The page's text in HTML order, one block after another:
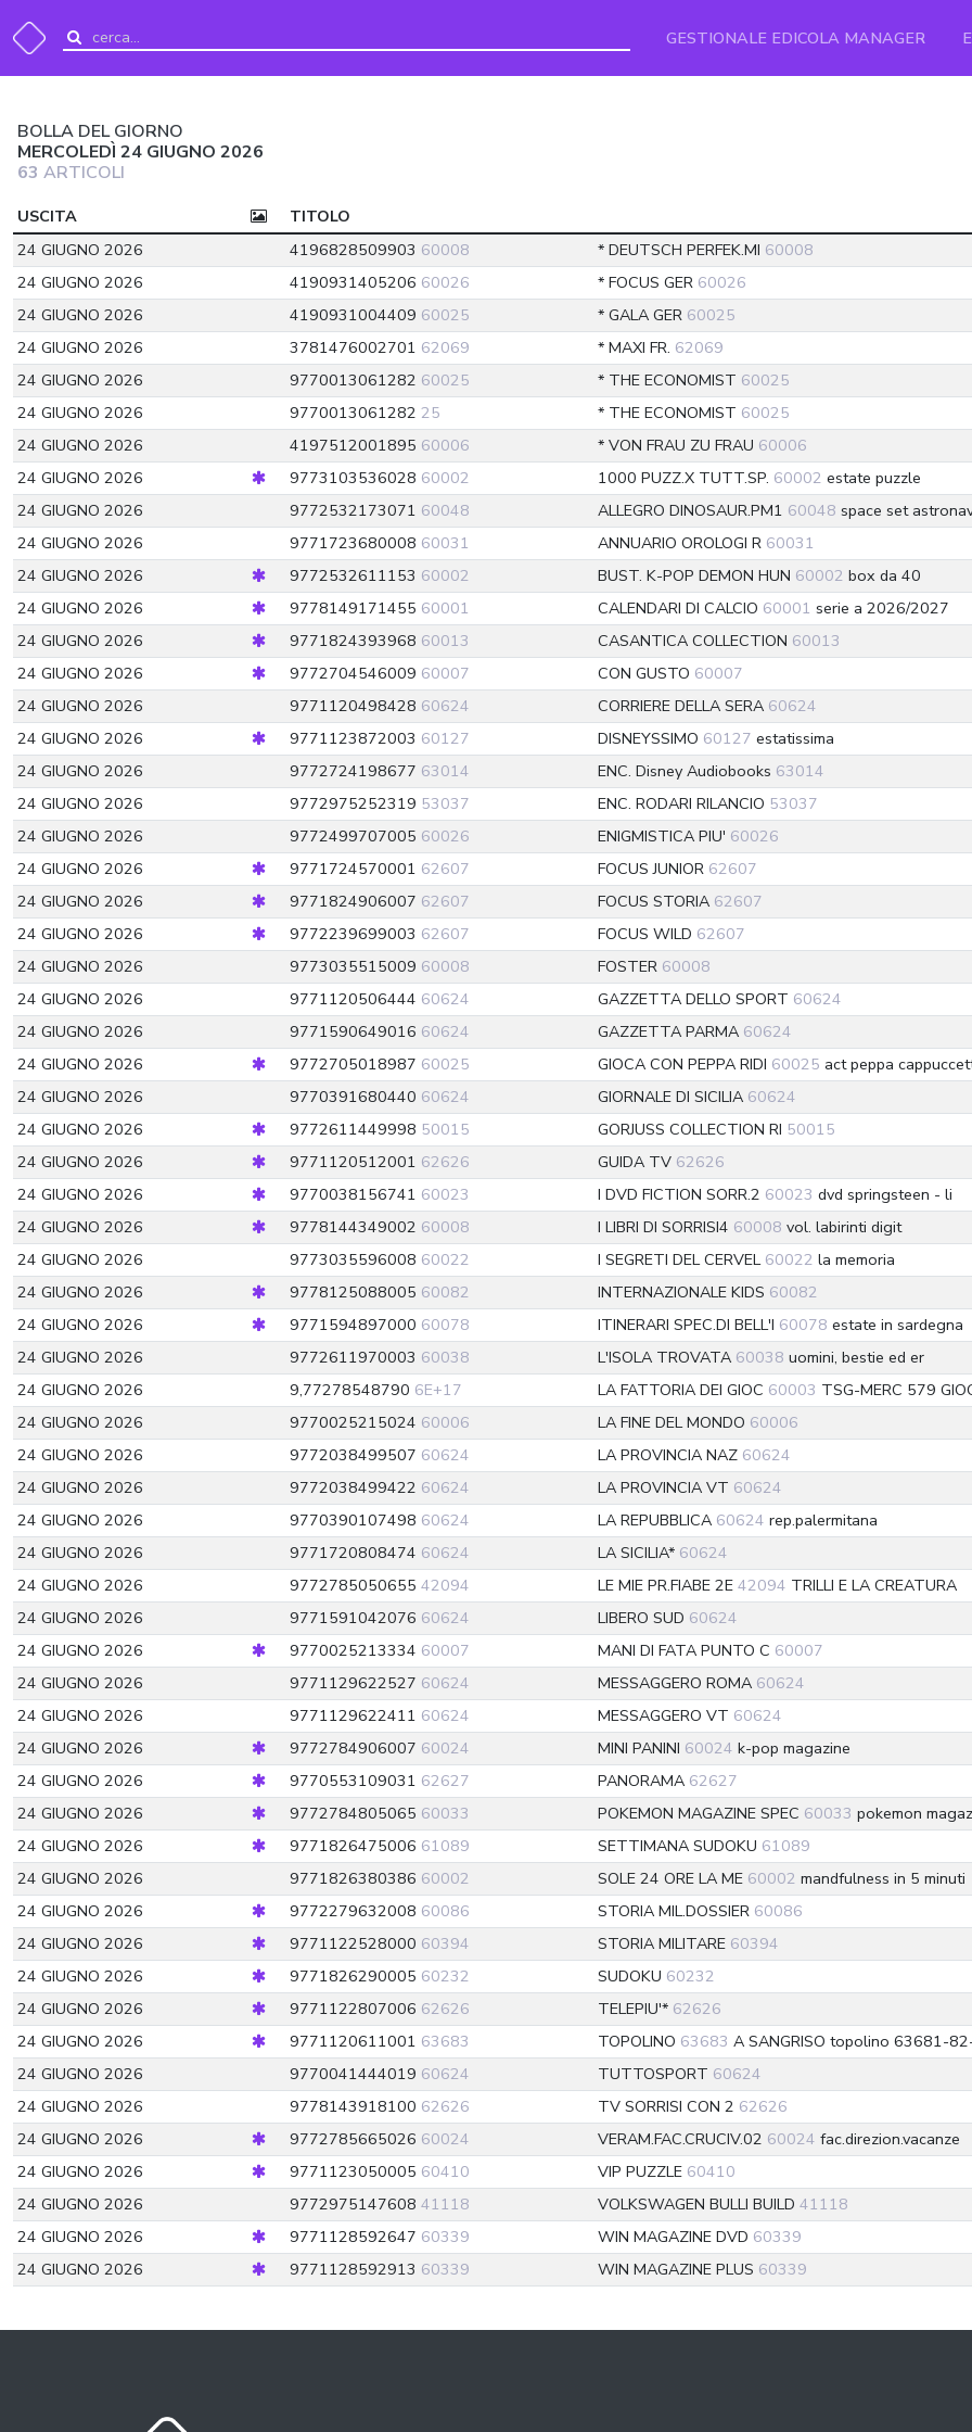
GESTIONALE EDICOLA MANAGER
BOLLA DEL GIORNO
MERCOLEDÌ 24 GIUGNO 2026
63 ARTICOLI
USCITA
TITOLO
24 GIUGNO 2026
4196828509903 60008 * DEUTSCH PERFEK.MI 60008
24 GIUGNO 2026
4190931405206 60026 * FOCUS GER 60026
24 GIUGNO 2026
4190931004409 60025 * GALA GER 60025
24 GIUGNO 2026
3781476002701 62069 * MAXI FR. 62069
24 GIUGNO 2026
9770013061282 60025 * THE ECONOMIST 60025
24 GIUGNO 2026
9770013061282 25 * THE ECONOMIST 60025
24 GIUGNO 2026
4197512001895 60006 * VON FRAU ZU FRAU 60006
24 GIUGNO 2026
9773103536028 60002 1000 PUZZ.X TUTT.SP. 60002 estate puzzle
24 GIUGNO 2026
9772532173071 60048 ALLEGRO DINOSAUR.PM1 60048 space set
24 GIUGNO 2026
9771723680008 60031 ANNUARIO OROLOGI R 60031
24 GIUGNO 2026
9772532611153 60002 BUST. K-POP DEMON HUN 60002 box da 40
24 GIUGNO 2026
9778149171455 60001 CALENDARI DI CALCIO 60001 serie a 2026/2027
24 GIUGNO 2026
9771824393968 60013 CASANTICA COLLECTION 60013
24 GIUGNO 2026
9772704546009 60007 CON GUSTO 60007
24 GIUGNO 2026
9771120498428 60624 CORRIERE DELLA SERA 60624
24 GIUGNO 2026
9771123872003 60127 DISNEYSSIMO 60127 estatissima
24 GIUGNO 2026
9772724198677 63014 ENC. Disney Audiobooks 63014
24 GIUGNO 2026
9772975252319 53037 ENC. RODARI RILANCIO 53037
24 GIUGNO 2026
9772499707005 60026 ENIGMISTICA PIU' 60026
24 GIUGNO 2026
9771724570001 62607 FOCUS JUNIOR 62607
24 GIUGNO 2026
9771824906007 62607 FOCUS STORIA 62607
24 GIUGNO 2026
9772239699003 62607 FOCUS WILD 62607
24 GIUGNO 2026
9773035515009 60008 FOSTER 60008
24 GIUGNO 2026
9771120506444 60624 GAZZETTA DELLO SPORT 60624
24 GIUGNO 2026
9771590649016 60624 GAZZETTA PARMA 60624
24 GIUGNO 2026
9772705018987 60025 GIOCA CON PEPPA RIDI 60025 act peppa
24 GIUGNO 2026
9770391680440 60624 GIORNALE DI SICILIA 60624
24 GIUGNO 2026
9772611449998 50015 GORJUSS COLLECTION RI 50015
24 GIUGNO 2026
9771120512001 62626 GUIDA TV 62626
24 GIUGNO 2026
9770038156741 60023 I DVD FICTION SORR.2 60023 dvd springsteen - li
24 GIUGNO 2026
9778144349002 60008 I LIBRI DI SORRISI4 60008 vol. labirinti digit
24 GIUGNO 2026
9773035596008 60022 I SEGRETI DEL CERVEL 60022 la memoria
24 GIUGNO 2026
9778125088005 60082 INTERNAZIONALE KIDS 60082
24 GIUGNO 2026
9771594897000 60078 ITINERARI SPEC.DI BELL'I 60078 estate in sardegna
24 GIUGNO 2026
9772611970003 60038 L'ISOLA TROVATA 60038 uomini, bestie ed er
24 GIUGNO 2026
9,77278548790 6E+17 LA FATTORIA DEI GIOC 60003 TSG-MERC 579
24 GIUGNO 2026
9770025215024 60006 LA FINE DEL MONDO 60006
24 GIUGNO 2026
9772038499507 60624 LA PROVINCIA NAZ 60624
24 GIUGNO 2026
9772038499422 60624 LA PROVINCIA VT 60624
24 GIUGNO 2026
9770390107498 60624 LA REPUBBLICA 60624 rep.palermitana
24 GIUGNO 2026
9771720808474 60624 LA SICILIA* 60624
24 GIUGNO 2026
9772785050655 42094 LE MIE PR.FIABE 2E 42094 TRILLI E LA CREATURA
24 GIUGNO 2026
9771591042076 60624 LIBERO SUD 60624
24 GIUGNO 2026
9770025213334 60007 MANI DI FATA PUNTO C 60007
24 GIUGNO 2026
9771129622527 60624 MESSAGGERO ROMA 60624
24 GIUGNO 2026
9771129622411 60624 MESSAGGERO VT 60624
24 GIUGNO 2026
9772784906007 60024 MINI PANINI 60024 k-pop magazine
24 GIUGNO 2026
9770553109031 62627 PANORAMA 62627
24 GIUGNO 2026
9772784805065 60033 POKEMON MAGAZINE SPEC 60033 pokemon
24 GIUGNO 2026
9771826475006 61089 SETTIMANA SUDOKU 61089
24 GIUGNO 2026
9771826380386 60002 SOLE 24 ORE LA ME 60002 mandfulness in 5 minuti
24 GIUGNO 2026
9772279632008 60086 STORIA MIL.DOSSIER 60086
24 GIUGNO 2026
9771122528000 60394 STORIA MILITARE 60394
24 GIUGNO 2026
9771826290005 60232 SUDOKU 60232
24 GIUGNO 2026
9771122807006 62626 TELEPIU'* 62626
24 GIUGNO 2026
9771120611001 63683 TOPOLINO 63683 A SANGRISO topolino 63681-
24 GIUGNO 2026
9770041444019 60624 TUTTOSPORT 60624
24 GIUGNO 2026
9778143918100 62626 TV SORRISI CON 2 62626
24 GIUGNO 2026
9772785665026 60024 VERAM.FAC.CRUCIV.02 60024 fac.direzion.vacanze
24 GIUGNO 2026
9771123050005 60410 VIP PUZZLE 60410
24 GIUGNO 2026
9772975147608 41118 VOLKSWAGEN BULLI BUILD 41118
24 GIUGNO 2026
9771128592647 60339 WIN MAGAZINE DVD 60339
24 GIUGNO 2026
9771128592913 60339 WIN MAGAZINE PLUS 60339